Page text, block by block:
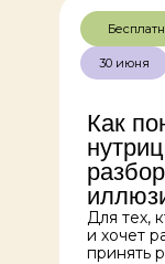
30 июня
Как
Для тех,
и хочет
принять